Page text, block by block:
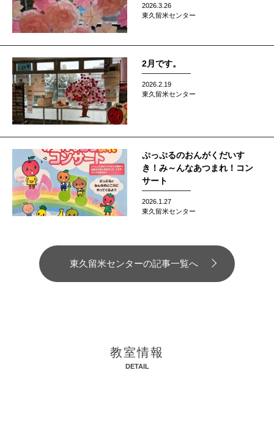
2026.3.26
東久留米センター
2月です。
2026.2.19
東久留米センター
ぷっぷるのおんがくだいす
き！み～んなあつまれ！コン
サート
2026.1.27
東久留米センター
東久留米センターの記事一覧へ
教室情報
DETAIL